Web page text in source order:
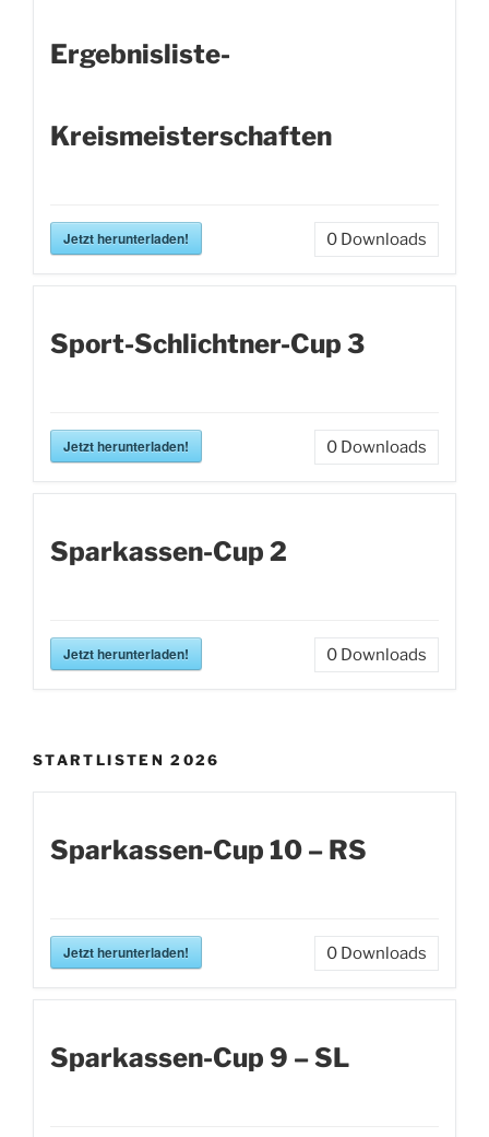
Ergebnisliste-
Kreismeisterschaften
Jetzt herunterladen! 0 Downloads
Sport-Schlichtner-Cup 3
Jetzt herunterladen! 0 Downloads
Sparkassen-Cup 2
Jetzt herunterladen! 0 Downloads
STARTLISTEN 2026
Sparkassen-Cup 10 – RS
Jetzt herunterladen! 0 Downloads
Sparkassen-Cup 9 – SL